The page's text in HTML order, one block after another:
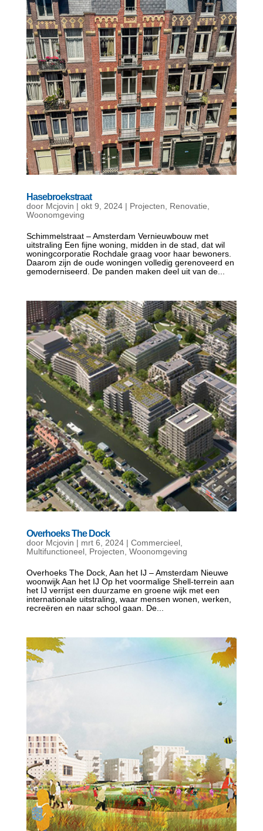
Hasebroekstraat
door Mcjovin | okt 9, 2024| Projecten Renovatie
Woonomgeving
Schimmelstraat – Amsterdam Vernieuwbouw met
uitstraling Een fijne woning, midden in de stad, dat wil
woningcorporatie Rochdale graag voor haar bewoners.
Daarom zijn de oude woningen volledig gerenoveerd en
gemoderniseerd. De panden maken deel uit van de...
Overhoeks The Dock
door Mcjovin | mrt 6, 2024| Commercieel,
Multifunctioneel, Projecten Woonomgeving
Overhoeks The Dock, Aan het IJ – Amsterdam Nieuwe
woonwijk Aan het IJ Op het voormalige Shell-terrein aan
het IJ verrijst een duurzame en groene wijk met een
internationale uitstraling, waar mensen wonen, werken,
recreëren en naar school gaan. De...